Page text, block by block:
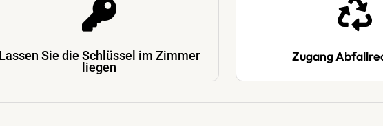
Lassen Sie die Schlüssel im Zimmer
liegen
Zugang